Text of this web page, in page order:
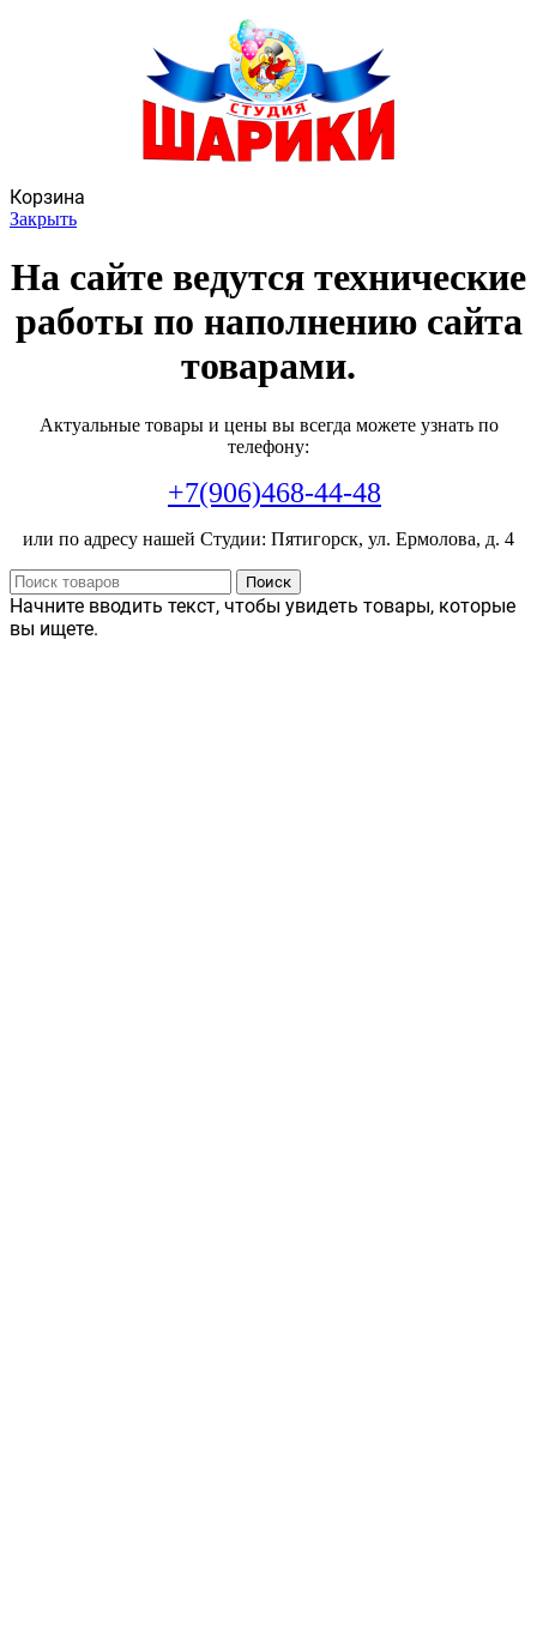
Корзина
Закрыть
На сайте ведутся технические
работы по наполнению сайта
товарами.
Актуальные товары и цены вы всегда можете узнать по
телефону:
+7(906)468-44-48
или по адресу нашей Студии: Пятигорск, ул. Ермолова, д. 4
Поиск
Начните вводить текст, чтобы увидеть товары, которые
вы ищете.